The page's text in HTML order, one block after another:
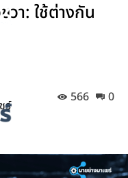
วา: ใช้ต่างกัน
0
566
ร์